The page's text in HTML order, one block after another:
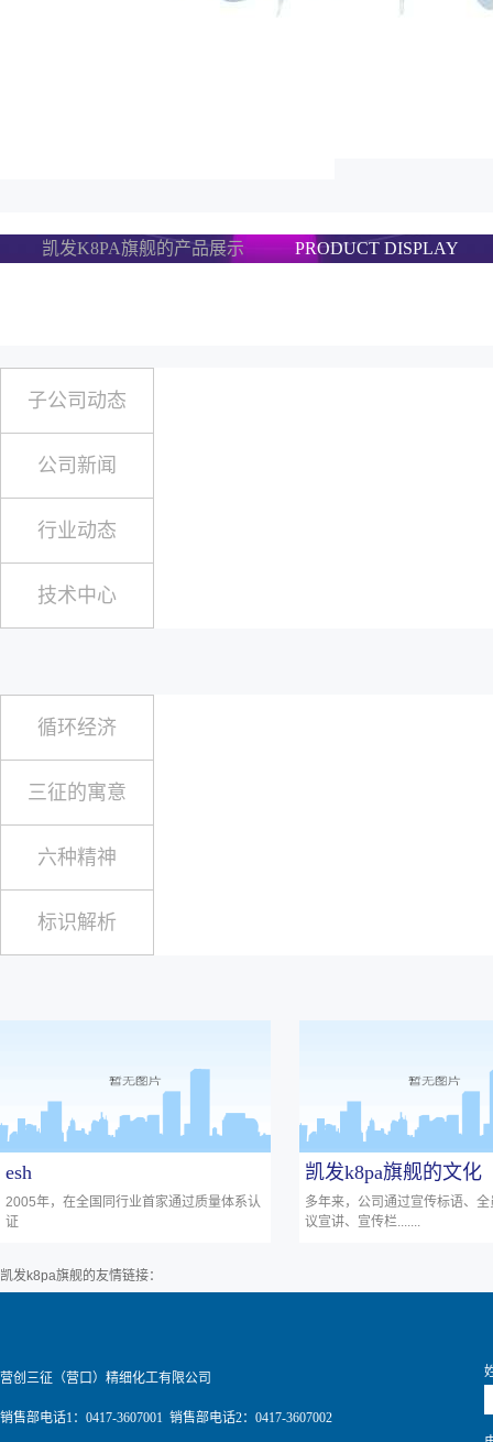
凯发K8PA旗舰的产品展示 PRODUCT DISPLAY
子公司动态
公司新闻
行业动态
技术中心
循环经济
三征的寓意
六种精神
标识解析
esh
2005年，在全国同行业首家通过质量体系认
证
凯发k8pa旗舰的文化
多年来，公司通过宣传标语、
议宣讲、宣传栏.......
凯发k8pa旗舰的友情链接：
营创三征（营口）精细化工有限公司
销售部电话1：0417-3607001 销售部电话2：0417-3607002